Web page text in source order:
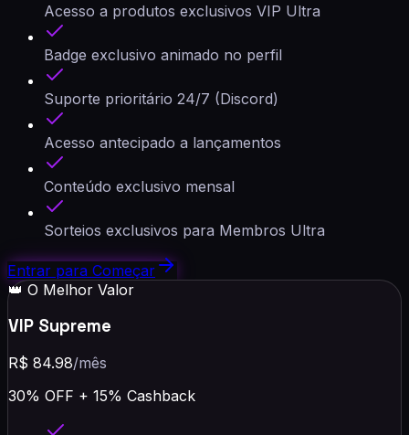
Acesso a produtos exclusivos VIP Ultra
Badge exclusivo animado no perfil
Suporte prioritário 24/7 (Discord)
Acesso antecipado a lançamentos
Conteúdo exclusivo mensal
Sorteios exclusivos para Membros Ultra
Entrar para Começar
👑 O Melhor Valor
VIP Supreme
R$ 84.98/mês
30% OFF + 15% Cashback